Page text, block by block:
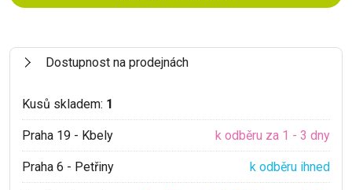
Dostupnost na prodejnách
Kusů skladem: 1
Praha 19 - Kbely k odběru za 1 - 3 dny
Praha 6 - Petřiny k odběru ihned